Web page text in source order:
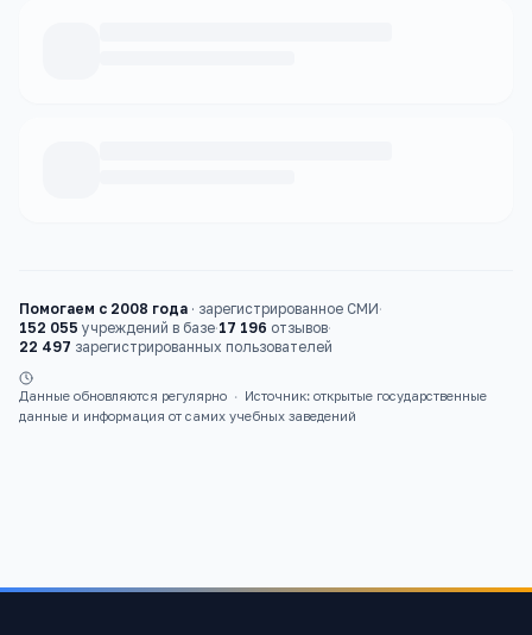
Помогаем с 2008 года · зарегистрированное СМИ·
152 055 учреждений в базе·17 196 отзывов·
22 497 зарегистрированных пользователей
Данные обновляются регулярно ·
Источник: открытые государственные
данные и информация от самих учебных заведений